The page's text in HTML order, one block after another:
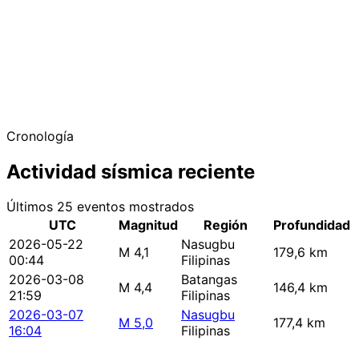
Cronología
Actividad sísmica reciente
Últimos 25 eventos mostrados
UTC
Magnitud Región
Profundidad
2026-05-22
00:44
M 4,1
Nasugbu
Filipinas
179,6 km
2026-03-08
21:59
M 4,4
Batangas
Filipinas
146,4 km
2026-03-07
16:04
M 5,0
Nasugbu
Filipinas
177,4 km